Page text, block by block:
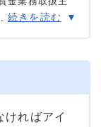
F241000177
における情報
本以上。ロ
し、専門知識
続きを読む
ければアイ